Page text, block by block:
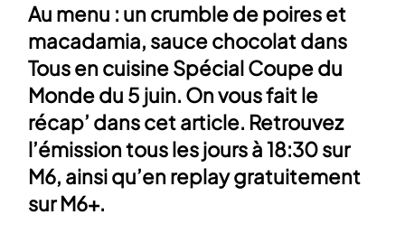
Au menu : un crumble de poires et
macadamia, sauce chocolat dans
Tous en cuisine Spécial Coupe du
Monde du 5 juin. On vous fait le
récap’ dans cet article. Retrouvez
l’émission tous les jours à 18:30 sur
M6, ainsi qu’en replay gratuitement
sur M6+.